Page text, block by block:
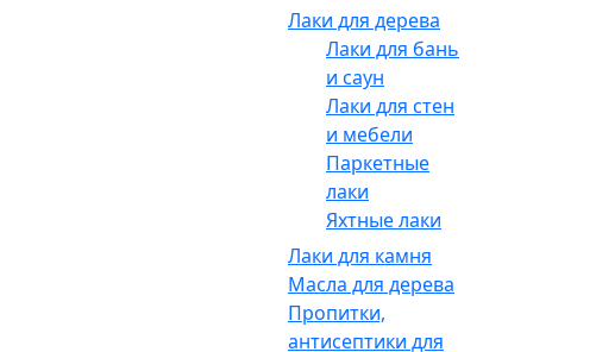
Лаки для дерева
Лаки для бань
и саун
Лаки для стен
и мебели
Паркетные
лаки
Яхтные лаки
Лаки для камня
Масла для дерева
Пропитки,
антисептики для